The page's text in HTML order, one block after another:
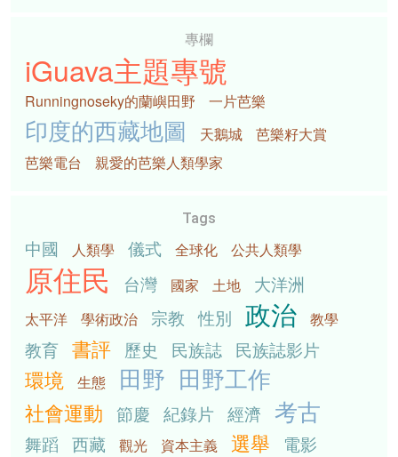
專欄
iGuava主題專號
Runningnoseky的蘭嶼田野 一片芭樂
印度的西藏地圖 天鵝城
芭樂籽大賞
芭樂電台
親愛的芭樂人類學家
Tags
中國 人類學 儀式 全球化 公共人類學
原住民 台灣 國家 土地 大洋洲
太平洋 學術政治 宗教 性別 政治 教學
教育 書評 歷史 民族誌 民族誌影片
環境 生態 田野 田野工作
社會運動 節慶 紀錄片 經濟 考古
舞蹈 西藏 觀光 資本主義 選舉
電影